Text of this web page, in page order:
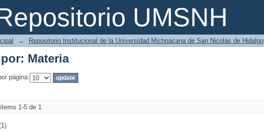
UMSNH
Materia
→ Repositorio Institucional de la Universidad Michoacana de San Nicolás de Hidalgo
Materia
página:
1-5 de 1